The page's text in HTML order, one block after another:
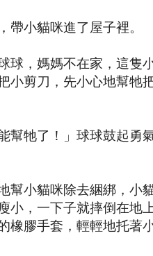
小貓咪進了屋子裡。
球，媽媽不在家，這隻
小剪刀，先小心地幫牠
幫牠了！」球球鼓起勇
幫小貓咪除去綑綁，小
小，一下子就摔倒在地
橡膠手套，輕輕地托著